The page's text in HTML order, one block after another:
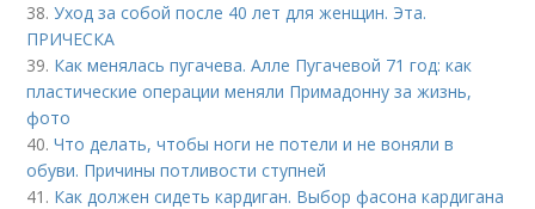
38.Уход за собой после 40 лет для женщин. Эта.
ПРИЧЕСКА
39. Как менялась пугачева. Алле Пугачевой 71 год: как
пластические операции меняли Примадонну за жизнь,
фото
40.Что делать, чтобы ноги не потели и не воняли в
обуви. Причины потливости ступней
41. Как должен сидеть кардиган. Выбор фасона кардигана